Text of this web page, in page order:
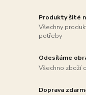
Produkty šité
Všechny
potřeby
Odesíláme
Všechno zboží
Doprava